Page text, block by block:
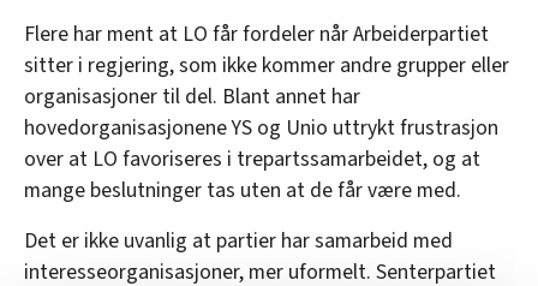
Flere har ment at LO får fordeler når Arbeiderpartiet
sitter i regjering, som ikke kommer andre grupper eller
organisasjoner til del. Blant annet har
hovedorganisasjonene YS og Unio uttrykt frustrasjon
over at LO favoriseres i trepartssamarbeidet, og at
mange beslutninger tas uten at de får være med.
Det er ikke uvanlig at partier har samarbeid med
interesseorganisasjoner, mer uformelt. Senterpartiet